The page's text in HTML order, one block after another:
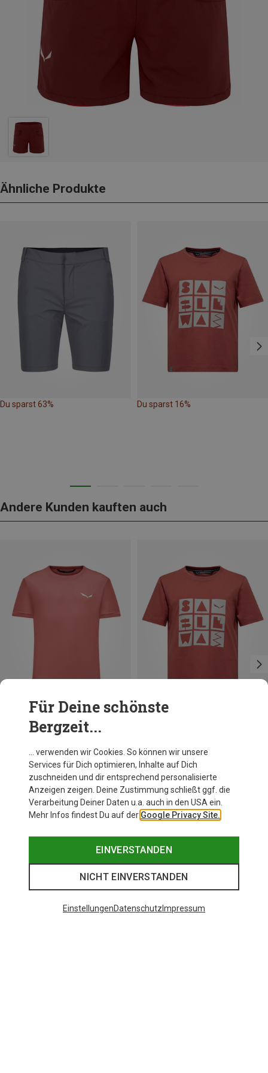
Ähnliche Produkte
Du sparst 63% Du sparst 16%
Andere Kunden kauften auch
Du sparst 42%
Für Deine schönste
Bergzeit...
… verwenden wir Cookies. So können wir unsere
Services für Dich optimieren, Inhalte auf Dich
zuschneiden und dir entsprechend personalisierte
Anzeigen zeigen. Deine Zustimmung schließt ggf. die
Verarbeitung Deiner Daten u.a. auch in den USA ein.
Mehr Infos findest Du auf der Google Privacy Site.
EINVERSTANDEN
NICHT EINVERSTANDEN
EinstellungenDatenschutz Impressum